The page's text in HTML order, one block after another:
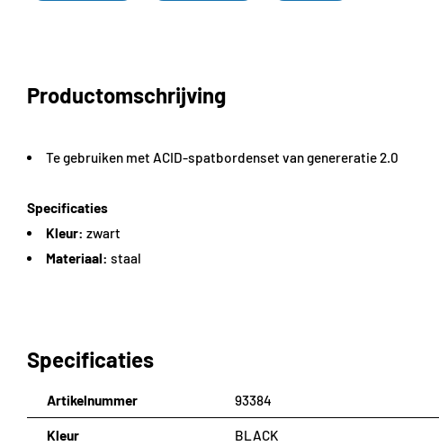
Productomschrijving
Te gebruiken met ACID-spatbordenset van genereratie 2.0
Specificaties
Kleur:zwart
Materiaal:staal
Specificaties
Artikelnummer 93384
Kleur BLACK